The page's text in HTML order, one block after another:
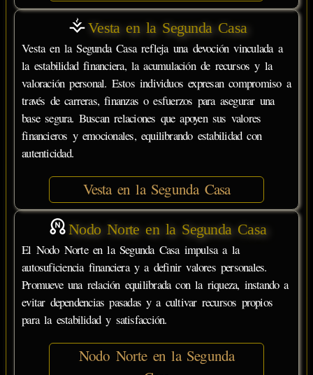
Vesta en la Segunda Casa
Vesta en la Segunda Casa refleja una devoción vinculada a
la estabilidad financiera, la acumulación de recursos y la
valoración personal. Estos individuos expresan compromiso a
través de carreras, finanzas o esfuerzos para asegurar una
base segura. Buscan relaciones que apoyen sus valores
financieros y emocionales, equilibrando estabilidad con
autenticidad.
Vesta en la Segunda Casa
Nodo Norte en la Segunda Casa
El Nodo Norte en la Segunda Casa impulsa a la
autosuficiencia financiera y a definir valores personales.
Promueve una relación equilibrada con la riqueza, instando a
evitar dependencias pasadas y a cultivar recursos propios
para la estabilidad y satisfacción.
Nodo Norte en la Segunda